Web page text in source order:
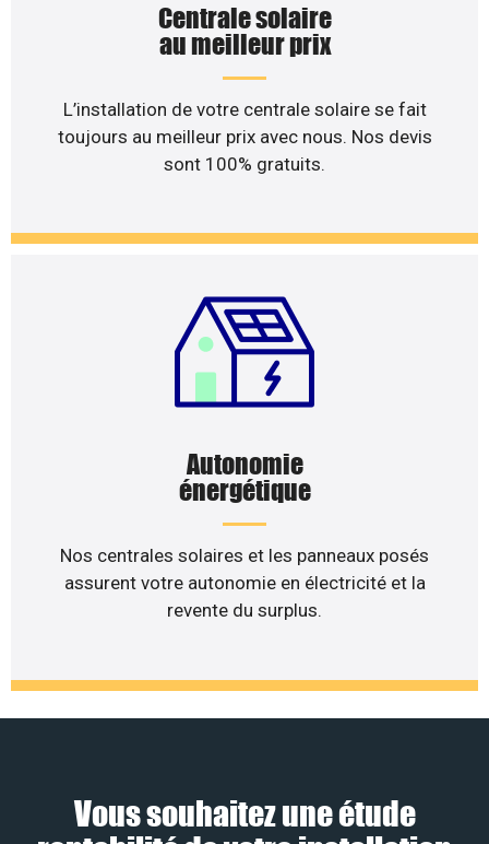
Centrale solaire
au meilleur prix
L’installation de votre centrale solaire se fait
toujours au meilleur prix avec nous. Nos devis
sont 100% gratuits.
Autonomie
énergétique
Nos centrales solaires et les panneaux posés
assurent votre autonomie en électricité et la
revente du surplus.
Vous souhaitez une étude